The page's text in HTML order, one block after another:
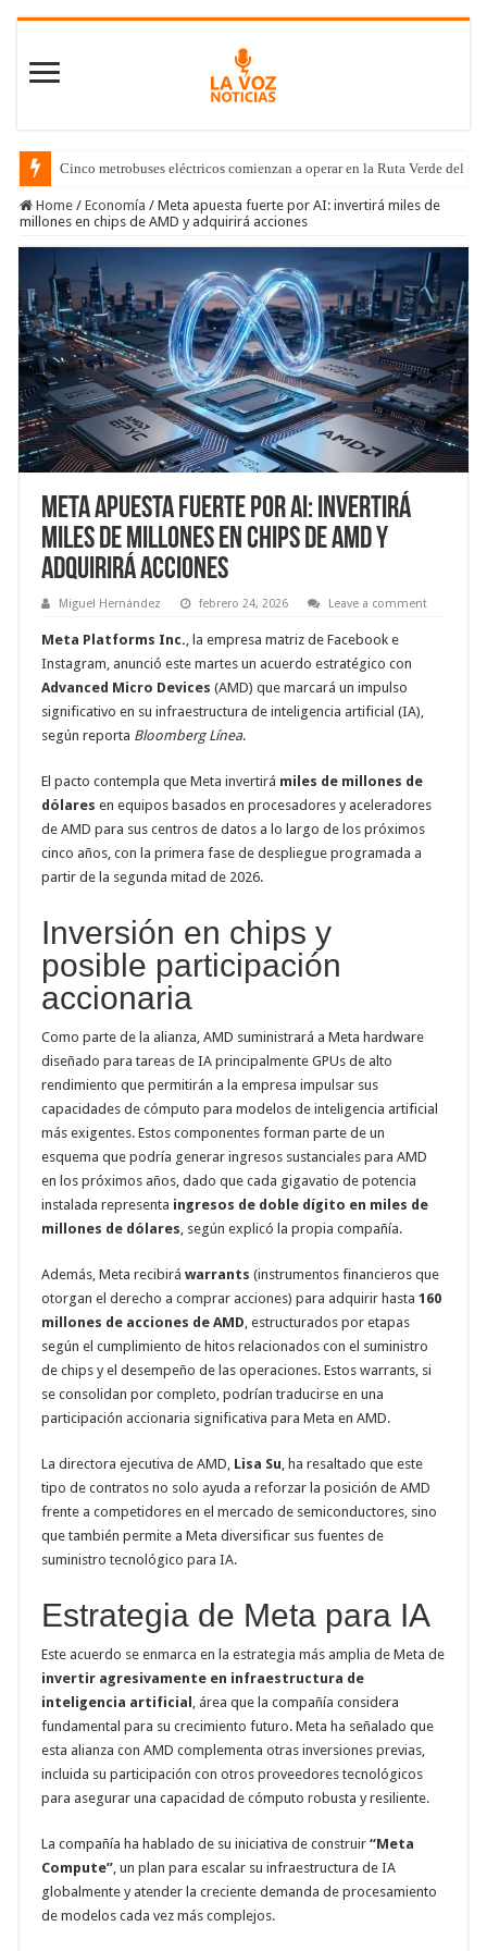
Cinco metrobuses eléctricos comienzan a operar en la Ruta Verde del
Home / Economía / Meta apuesta fuerte por AI: invertirá miles de
millones en chips de AMD y adquirirá acciones
Meta apuesta fuerte por AI: invertirá
miles de millones en chips de AMD y
adquirirá acciones
Miguel Hernández febrero 24, 2026 Leave a comment
Meta Platforms Inc. , la empresa matriz de Facebook e
Instagram, anunció este martes un acuerdo estratégico con
Advanced Micro Devices (AMD) que marcará un impulso
significativo en su infraestructura de inteligencia artificial (IA),
según reporta Bloomberg Línea.
El pacto contempla que Meta invertirá miles de millones de
dólares en equipos basados en procesadores y aceleradores
de AMD para sus centros de datos a lo largo de los próximos
cinco años, con la primera fase de despliegue programada a
partir de la segunda mitad de 2026.
Inversión en chips y
posible participación
accionaria
Como parte de la alianza, AMD suministrará a Meta hardware
diseñado para tareas de IA principalmente GPUs de alto
rendimiento que permitirán a la empresa impulsar sus
capacidades de cómputo para modelos de inteligencia artificial
más exigentes. Estos componentes forman parte de un
esquema que podría generar ingresos sustanciales para AMD
en los próximos años, dado que cada gigavatio de potencia
instalada representa ingresos de doble dígito en miles de
millones de dólares , según explicó la propia compañía.
Además, Meta recibiráwarrants (instrumentos financieros que
otorgan el derecho a comprar acciones) para adquirir hasta160
millones de acciones de AMD , estructurados por etapas
según el cumplimiento de hitos relacionados con el suministro
de chips y el desempeño de las operaciones. Estos warrants, si
se consolidan por completo, podrían traducirse en una
participación accionaria significativa para Meta en AMD.
La directora ejecutiva de AMD, Lisa Su , ha resaltado que este
tipo de contratos no solo ayuda a reforzar la posición de AMD
frente a competidores en el mercado de semiconductores, sino
que también permite a Meta diversificar sus fuentes de
suministro tecnológico para IA.
Estrategia de Meta para IA
Este acuerdo se enmarca en la estrategia más amplia de Meta de
invertir agresivamente en infraestructura de
inteligencia artificial
, área que la compañía considera
fundamental para su crecimiento futuro. Meta ha señalado que
esta alianza con AMD complementa otras inversiones previas,
incluida su participación con otros proveedores tecnológicos
para asegurar una capacidad de cómputo robusta y resiliente.
La compañía ha hablado de su iniciativa de construir“Meta
Compute” , un plan para escalar su infraestructura de IA
globalmente y atender la creciente demanda de procesamiento
de modelos cada vez más complejos.